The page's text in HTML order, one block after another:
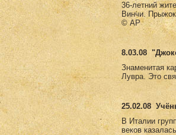
36-летний
Винчи.
© AP
8.03.08
Знаменитая
Лувра. Это
25.02.08
В Италии
веков